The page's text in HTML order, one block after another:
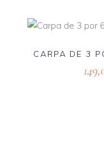
CARPA DE 3